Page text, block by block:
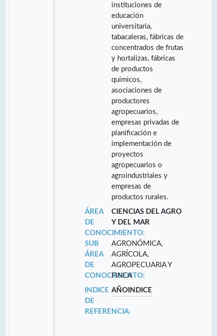
instituciones de
educación
universitaria,
tabacaleras, fábricas de
concentrados de frutas
y hortalizas, fábricas
de productos
químicos,
asociaciones de
productores
agropecuarios,
empresas privadas de
planificación e
implementación de
proyectos
agropecuarios o
agroindustriales y
empresas de
productos rurales.
ÁREA
DE
CONOCIMIENTO:
CIENCIAS DEL AGRO
Y DEL MAR
SUB
ÁREA
DE
CONOCIMIENTO:
AGRONÓMICA,
AGRÍCOLA,
AGROPECUARIA Y
FINCA
INDICE
DE
REFERENCIA:
AÑO INDICE